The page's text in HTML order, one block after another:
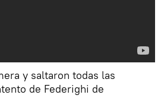
y saltaron todas las
de Federighi de